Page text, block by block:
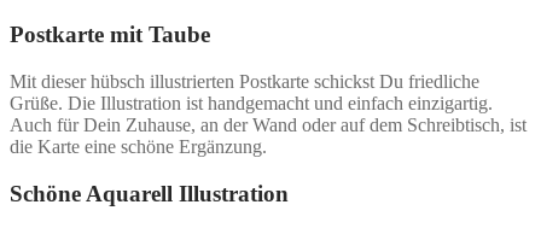
Postkarte mit Taube
Mit dieser hübsch illustrierten Postkarte schickst Du friedliche
Grüße. Die Illustration ist handgemacht und einfach einzigartig.
Auch für Dein Zuhause, an der Wand oder auf dem Schreibtisch, ist
die Karte eine schöne Ergänzung.
Schöne Aquarell Illustration